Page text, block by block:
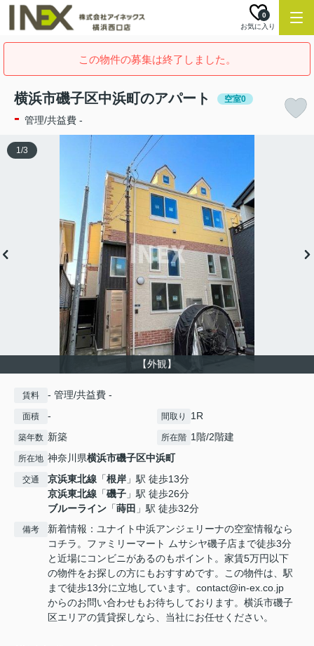
お気に入り
0
この物件の募集は終了しました。
横浜市磯子区中浜町のアパート 空室0
- 管理/共益費 -
【外観】
1/3
賃料 - 管理/共益費 -
面積 - 間取り 1R
築年数 新築 所在階 1階/2階建
所在地 神奈川県横浜市磯子区中浜町
交通 京浜東北線 「根岸 」駅 徒歩13分
京浜東北線 「磯子 」駅 徒歩26分
ブルーライン 「蒔田 」駅 徒歩32分
備考
新着情報：ユナイト中浜アンジェリーナの空室情報なら
コチラ。ファミリーマート ムサシヤ磯子店まで徒歩3分
と近場にコンビニがあるのもポイント。家賃5万円以下
の物件をお探しの方にもおすすめです。この物件は、駅
まで徒歩13分に立地しています。contact@in-ex.co.jp
からのお問い合わせもお待ちしております。横浜市磯子
区エリアの賃貸探しなら、当社にお任せください。